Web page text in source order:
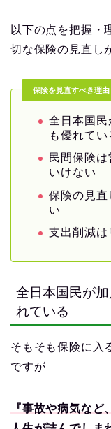
以下の点を把握・
切な保険の見直し
保険を見直すべき理由
全日本国民
も優れてい
民間保険
いけない
保険の見直
い
支出削減は
全日本国民が
れている
そもそも保険に入
ですが
『事故や病気な